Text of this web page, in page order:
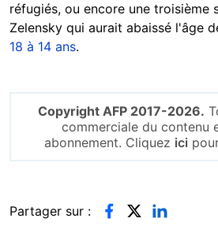
réfugiés, ou encore une troisième
Zelensky qui aurait abaissé l'âge
18 à 14 ans.
Copyright AFP 2017-2026.
commerciale du contenu
abonnement. Cliquez ici
Partager sur :